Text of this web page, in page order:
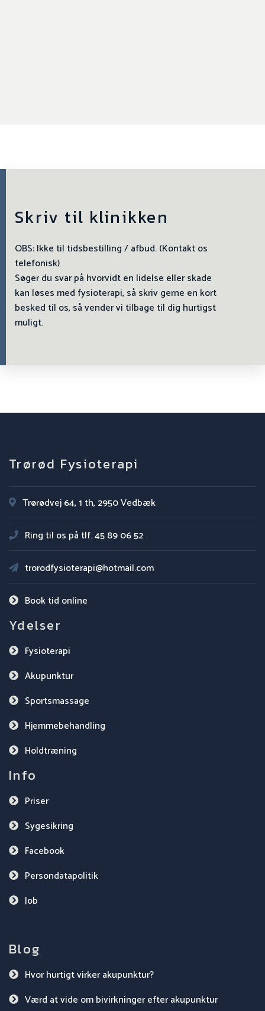
Skriv til klinikken
OBS: Ikke til tidsbestilling / afbud. (Kontakt os
telefonisk)
Søger du svar på hvorvidt en lidelse eller skade
kan løses med fysioterapi, så skriv gerne en kort
besked til os, så vender vi tilbage til dig hurtigst
muligt.
Trørød Fysioterapi
Trørødvej 64, 1 th, 2950 Vedbæk
Ring til os på tlf.45 89 06 52
trorodfysioterapi@hotmail.com
Book tid online
Ydelser
Fysioterapi
Akupunktur
Sportsmassage
Hjemmebehandling
Holdtræning
Info
Priser
Sygesikring
Facebook
Persondatapolitik
Job
Blog
Hvor hurtigt virker akupunktur?
Værd at vide om bivirkninger efter akupunktur